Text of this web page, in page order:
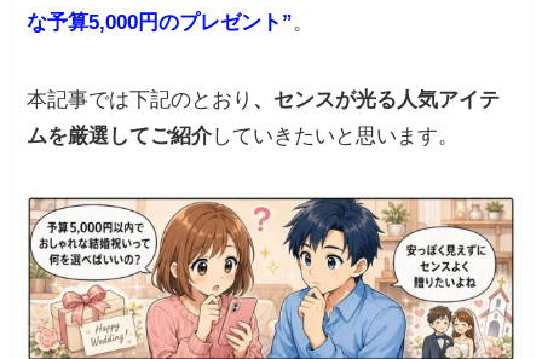
な予算5,000円のプレゼント”。
本記事では下記のとおり 、センスが光る人気アイテ
ムを厳選してご紹介していきたいと思います。